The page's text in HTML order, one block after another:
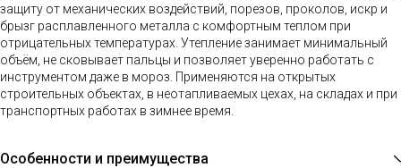
защиту от механических воздействий, порезов, проколов, искр и
брызг расплавленного металла с комфортным теплом при
отрицательных температурах. Утепление занимает минимальный
объём, не сковывает пальцы и позволяет уверенно работать с
инструментом даже в мороз. Применяются на открытых
строительных объектах, в неотапливаемых цехах, на складах и при
транспортных работах в зимнее время.
Особенности и преимущества